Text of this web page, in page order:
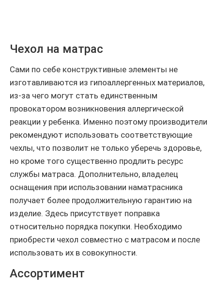
Чехол на матрас
Сами по себе конструктивные элементы не
изготавливаются из гипоаллергенных материалов,
из-за чего могут стать единственным
провокатором возникновения аллергической
реакции у ребенка. Именно поэтому производители
рекомендуют использовать соответствующие
чехлы, что позволит не только уберечь здоровье,
но кроме того существенно продлить ресурс
службы матраса. Дополнительно, владелец
оснащения при использовании наматрасника
получает более продолжительную гарантию на
изделие. Здесь присутствует поправка
относительно порядка покупки. Необходимо
приобрести чехол совместно с матрасом и после
использовать их в совокупности.
Ассортимент